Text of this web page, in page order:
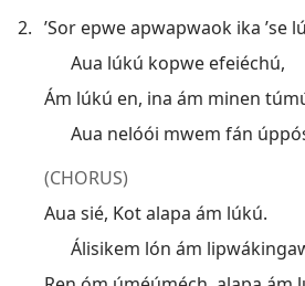
2. ’Sor epwe apwapwaok ika ’se
Aua lúkú kopwe efeiéchú,
Ám lúkú en, ina ám minen
Aua nelóói mwem fán
(CHORUS)
Aua sié, Kot alapa ám lúkú.
Álisikem lón ám